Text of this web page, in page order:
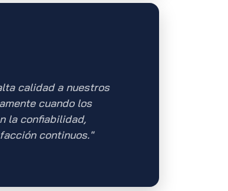
calidad a nuestros
cuando los
la confiabilidad,
continuos."